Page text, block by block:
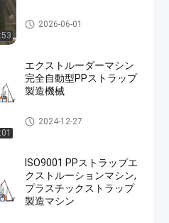
PPストラップ製造機
2026-06-01
エクストルーダーマシン
完全自動型PPストラップ
製造機械
PPストラップ生産ライン
2024-12-27
ISO9001 PPストラップエ
クストルーションマシン,
プラスチックストラップ
製造マシン